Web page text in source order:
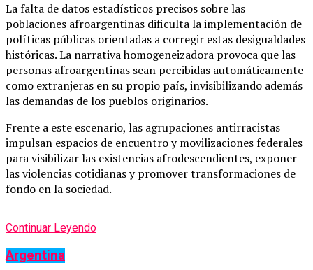
La falta de datos estadísticos precisos sobre las
poblaciones afroargentinas dificulta la implementación de
políticas públicas orientadas a corregir estas desigualdades
históricas. La narrativa homogeneizadora provoca que las
personas afroargentinas sean percibidas automáticamente
como extranjeras en su propio país, invisibilizando además
las demandas de los pueblos originarios.
Frente a este escenario, las agrupaciones antirracistas
impulsan espacios de encuentro y movilizaciones federales
para visibilizar las existencias afrodescendientes, exponer
las violencias cotidianas y promover transformaciones de
fondo en la sociedad.
Continuar Leyendo
Argentina